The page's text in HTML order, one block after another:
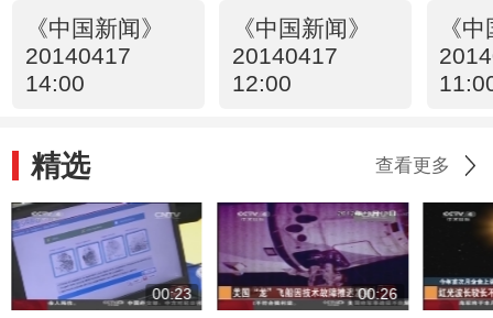
《中国新闻》
20140417
14:00
《中国新闻》
20140417
12:00
《
精选 查看更多
00:23 00:26